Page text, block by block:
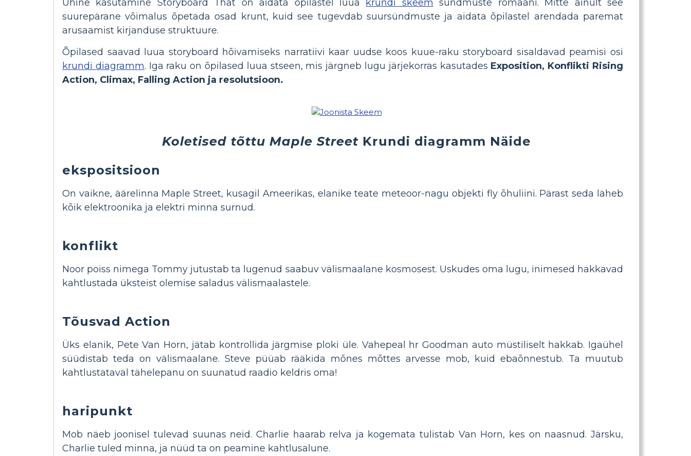
Ühine kasutamine Storyboard That on aidata õpilastel luua krundi skeem sündmuste romaani. Mitte ainult see
suurepärane võimalus õpetada osad krunt, kuid see tugevdab suursündmuste ja aidata õpilastel arendada paremat
arusaamist kirjanduse struktuure.
Õpilased saavad luua storyboard hõivamiseks narratiivi kaar uudse koos kuue-raku storyboard sisaldavad peamisi osi
krundi diagramm. Iga raku on õpilased luua stseen, mis järgneb lugu järjekorras kasutades Exposition, Konflikti Rising
Action, Climax, Falling Action ja resolutsioon.
Koletised tõttu Maple Street Krundi diagramm Näide
ekspositsioon
On vaikne, äärelinna Maple Street, kusagil Ameerikas, elanike teate meteoor-nagu objekti fly õhuliini. Pärast seda läheb
kõik elektroonika ja elektri minna surnud.
konflikt
Noor poiss nimega Tommy jutustab ta lugenud saabuv välismaalane kosmosest. Uskudes oma lugu, inimesed hakkavad
kahtlustada üksteist olemise saladus välismaalastele.
Tõusvad Action
Üks elanik, Pete Van Horn, jätab kontrollida järgmise ploki üle. Vahepeal hr Goodman auto müstiliselt hakkab. Igaühel
süüdistab teda on välismaalane. Steve püüab rääkida mõnes mõttes arvesse mob, kuid ebaõnnestub. Ta muutub
kahtlustataval tähelepanu on suunatud raadio keldris oma!
haripunkt
Mob näeb joonisel tulevad suunas neid. Charlie haarab relva ja kogemata tulistab Van Horn, kes on naasnud. Järsku,
Charlie tuled minna, ja nüüd ta on peamine kahtlusalune.